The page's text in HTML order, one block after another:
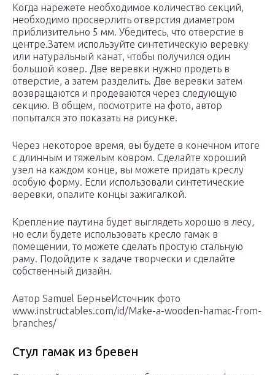
Когда нарежете необходимое количество секций,
необходимо просверлить отверстия диаметром
приблизительно 5 мм. Убедитесь, что отверстие в
центре.Затем используйте синтетическую веревку
или натуральный канат, чтобы получился один
большой ковер. Две веревки нужно продеть в
отверстие, а затем разделить. Две веревки затем
возвращаются и продеваются через следующую
секцию. В общем, посмотрите на фото, автор
попытался это показать на рисунке.
Через некоторое время, вы будете в конечном итоге
с длинным и тяжелым ковром. Сделайте хороший
узел на каждом конце, вы можете придать креслу
особую форму. Если использовали синтетические
веревки, опалите концы зажигалкой.
Крепление паутина будет выглядеть хорошо в лесу,
но если будете использовать кресло гамак в
помещении, то можете сделать простую стальную
раму. Подойдите к задаче творчески и сделайте
собственный дизайн.
Автор Samuel БерньеИсточник фото
www.instructables.com/id/Make-a-wooden-hamac-from-
branches/
Стул гамак из бревен